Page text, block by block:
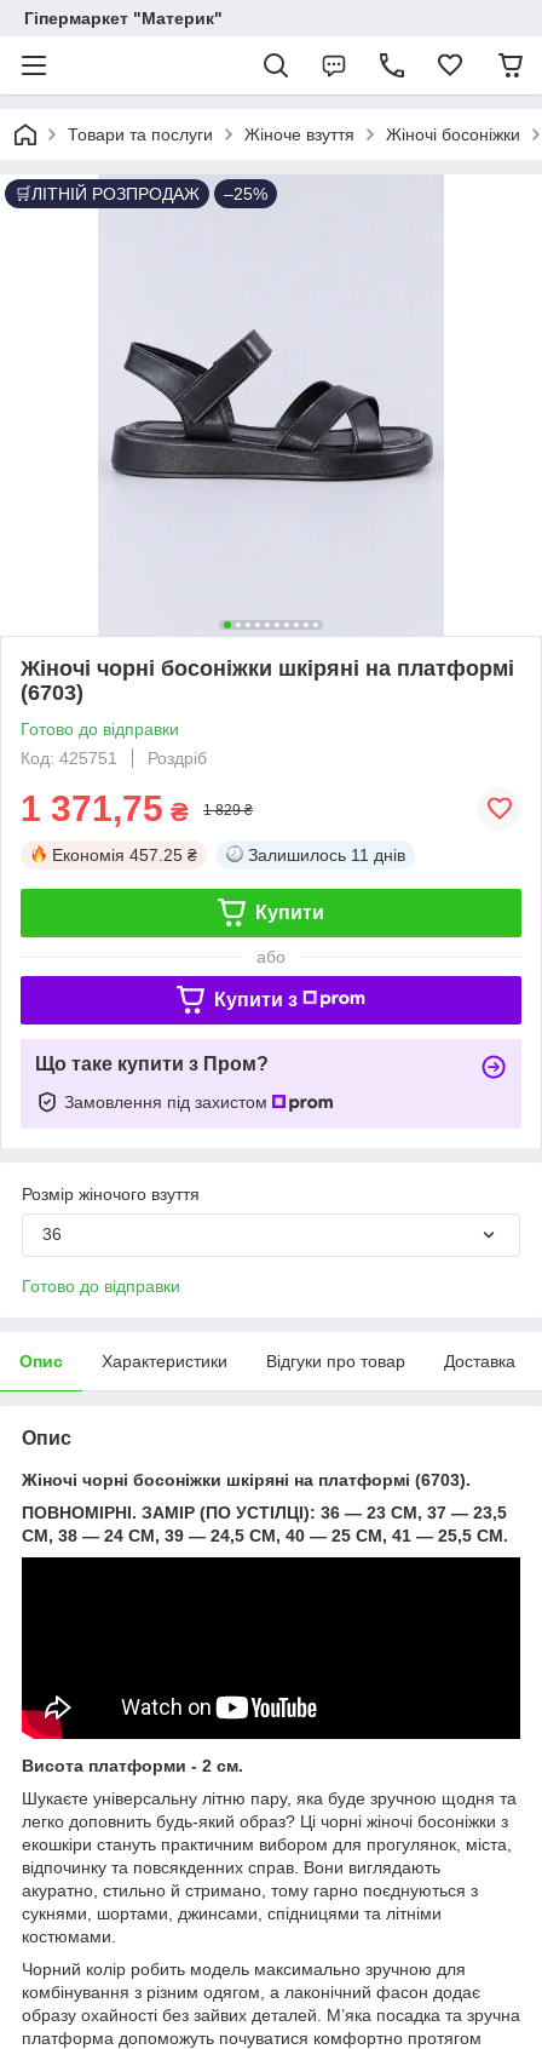
Гіпермаркет "Материк"
Товари та послуги Жіноче взуття Жіночі босоніжки
🛒ЛІТНІЙ РОЗПРОДАЖ –25%
Жіночі чорні босоніжки шкіряні на платформі
(6703)
Готово до відправки
Код: 425751
Роздріб
1 371,75 ₴ 1 829 ₴
Економія 457.25 ₴ Залишилось 11 днів
Купити
або
Купити з
Що таке купити з Пром?
Замовлення під захистом
Розмір жіночого взуття
36
Готово до відправки
Опис Характеристики Відгуки про товар Доставка
Опис
Жіночі чорні босоніжки шкіряні на платформі (6703).
ПОВНОМІРНІ. ЗАМІР (ПО УСТІЛЦІ): 36 — 23 СМ, 37 — 23,5
СМ, 38 — 24 СМ, 39 — 24,5 СМ, 40 — 25 СМ, 41 — 25,5 СМ.
Висота платформи - 2 см.
Шукаєте універсальну літню пару, яка буде зручною щодня та
легко доповнить будь-який образ? Ці чорні жіночі босоніжки з
екошкіри стануть практичним вибором для прогулянок, міста,
відпочинку та повсякденних справ. Вони виглядають
акуратно, стильно й стримано, тому гарно поєднуються з
сукнями, шортами, джинсами, спідницями та літніми
костюмами.
Чорний колір робить модель максимально зручною для
комбінування з різним одягом, а лаконічний фасон додає
образу охайності без зайвих деталей. М’яка посадка та зручна
платформа допоможуть почуватися комфортно протягом